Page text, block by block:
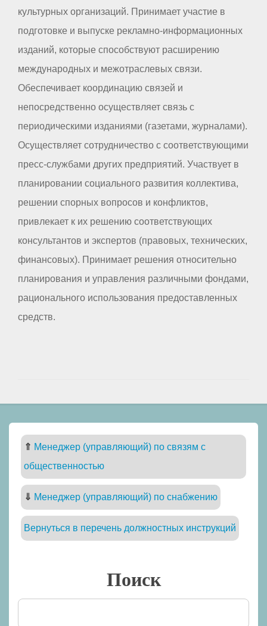
культурных организаций. Принимает участие в
подготовке и выпуске рекламно-информационных
изданий, которые способствуют расширению
международных и межотраслевых связи.
Обеспечивает координацию связей и
непосредственно осуществляет связь с
периодическими изданиями (газетами, журналами).
Осуществляет сотрудничество с соответствующими
пресс-службами других предприятий. Участвует в
планировании социального развития коллектива,
решении спорных вопросов и конфликтов,
привлекает к их решению соответствующих
консультантов и экспертов (правовых, технических,
финансовых). Принимает решения относительно
планирования и управления различными фондами,
рационального использования предоставленных
средств.
⇑ Менеджер (управляющий) по связям с
общественностью
⇓ Менеджер (управляющий) по снабжению
Вернуться в перечень должностных инструкций
Поиск